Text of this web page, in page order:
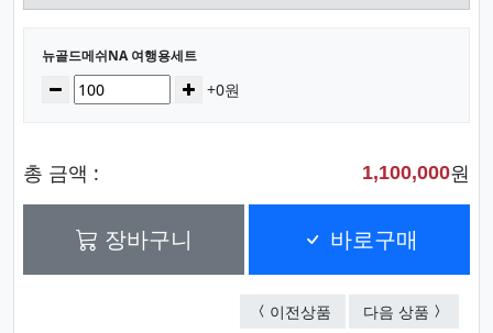
선택된 옵션
뉴골드메쉬NA 여행용세트
수량감소 증가+0원
총 금액 : 1,100,000원
장바구니 바로구매
이전상품 뉴골드메쉬NC 여행용
다음 상품 뉴골드